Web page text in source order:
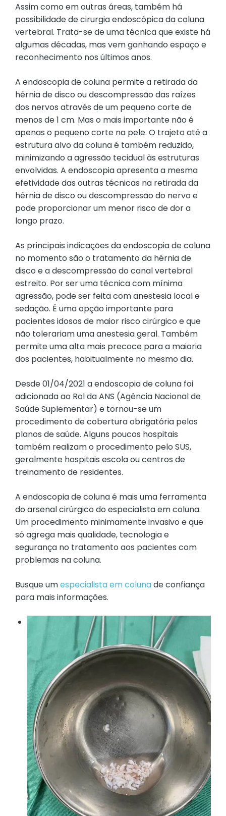
Assim como em outras áreas, também há
possibilidade de cirurgia endoscópica da coluna
vertebral. Trata-se de uma técnica que existe há
algumas décadas, mas vem ganhando espaço e
reconhecimento nos últimos anos.
A endoscopia de coluna permite a retirada da
hérnia de disco ou descompressão das raízes
dos nervos através de um pequeno corte de
menos de 1 cm. Mas o mais importante não é
apenas o pequeno corte na pele. O trajeto até a
estrutura alvo da coluna é também reduzido,
minimizando a agressão tecidual às estruturas
envolvidas. A endoscopia apresenta a mesma
efetividade das outras técnicas na retirada da
hérnia de disco ou descompressão do nervo e
pode proporcionar um menor risco de dor a
longo prazo.
As principais indicações da endoscopia de coluna
no momento são o tratamento da hérnia de
disco e a descompressão do canal vertebral
estreito. Por ser uma técnica com mínima
agressão, pode ser feita com anestesia local e
sedação. É uma opção importante para
pacientes idosos de maior risco cirúrgico e que
não tolerariam uma anestesia geral. Também
permite uma alta mais precoce para a maioria
dos pacientes, habitualmente no mesmo dia.
Desde 01/04/2021 a endoscopia de coluna foi
adicionada ao Rol da ANS (Agência Nacional de
Saúde Suplementar) e tornou-se um
procedimento de cobertura obrigatória pelos
planos de saúde. Alguns poucos hospitais
também realizam o procedimento pelo SUS,
geralmente hospitais escola ou centros de
treinamento de residentes.
A endoscopia de coluna é mais uma ferramenta
do arsenal cirúrgico do especialista em coluna.
Um procedimento minimamente invasivo e que
só agrega mais qualidade, tecnologia e
segurança no tratamento aos pacientes com
problemas na coluna.
Busque umespecialista em colunade confiança
para mais informações.